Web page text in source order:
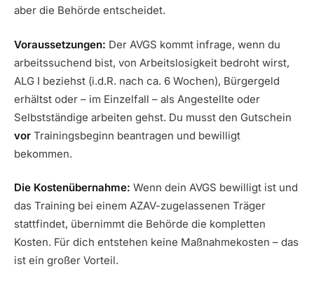
aber die Behörde entscheidet.
Voraussetzungen: Der AVGS kommt infrage, wenn du
arbeitssuchend bist, von Arbeitslosigkeit bedroht wirst,
ALG I beziehst (i.d.R. nach ca. 6 Wochen), Bürgergeld
erhältst oder – im Einzelfall – als Angestellte oder
Selbstständige arbeiten gehst. Du musst den Gutschein
vor Trainingsbeginn beantragen und bewilligt
bekommen.
Die Kostenübernahme: Wenn dein AVGS bewilligt ist und
das Training bei einem AZAV-zugelassenen Träger
stattfindet, übernimmt die Behörde die kompletten
Kosten. Für dich entstehen keine Maßnahmekosten – das
ist ein großer Vorteil.